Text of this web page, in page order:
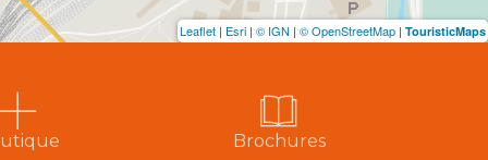
Leaflet | Esri | © IGN | © OpenStreetMap | TouristicMaps
Brochures